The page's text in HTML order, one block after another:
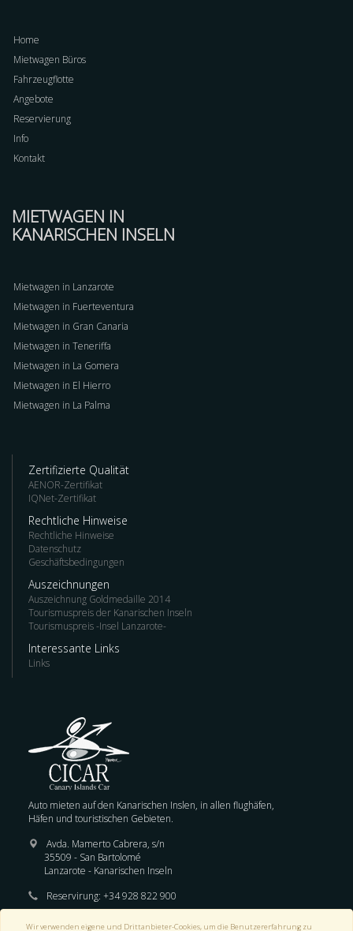
Home
Mietwagen Büros
Fahrzeugflotte
Angebote
Reservierung
Info
Kontakt
MIETWAGEN IN
KANARISCHEN INSELN
Mietwagen in Lanzarote
Mietwagen in Fuerteventura
Mietwagen in Gran Canaria
Mietwagen in Teneriffa
Mietwagen in La Gomera
Mietwagen in El Hierro
Mietwagen in La Palma
Zertifizierte Qualität
AENOR-Zertifikat
IQNet-Zertifikat
Rechtliche Hinweise
Rechtliche Hinweise
Datenschutz
Geschäftsbedingungen
Auszeichnungen
Auszeichnung Goldmedaille 2014
Tourismuspreis der Kanarischen Inseln
Tourismuspreis -Insel Lanzarote-
Interessante Links
Links
Auto mieten auf den Kanarischen Inslen, in allen flughäfen,
Häfen und touristischen Gebieten.
Avda. Mamerto Cabrera, s/n
35509 - San Bartolomé
Lanzarote - Kanarischen Inseln
Reservirung: +34 928 822 900
E-mail :
reservas@cicar.com
Wir verwenden eigene und Drittanbieter-Cookies, um die Benutzererfahrung zu